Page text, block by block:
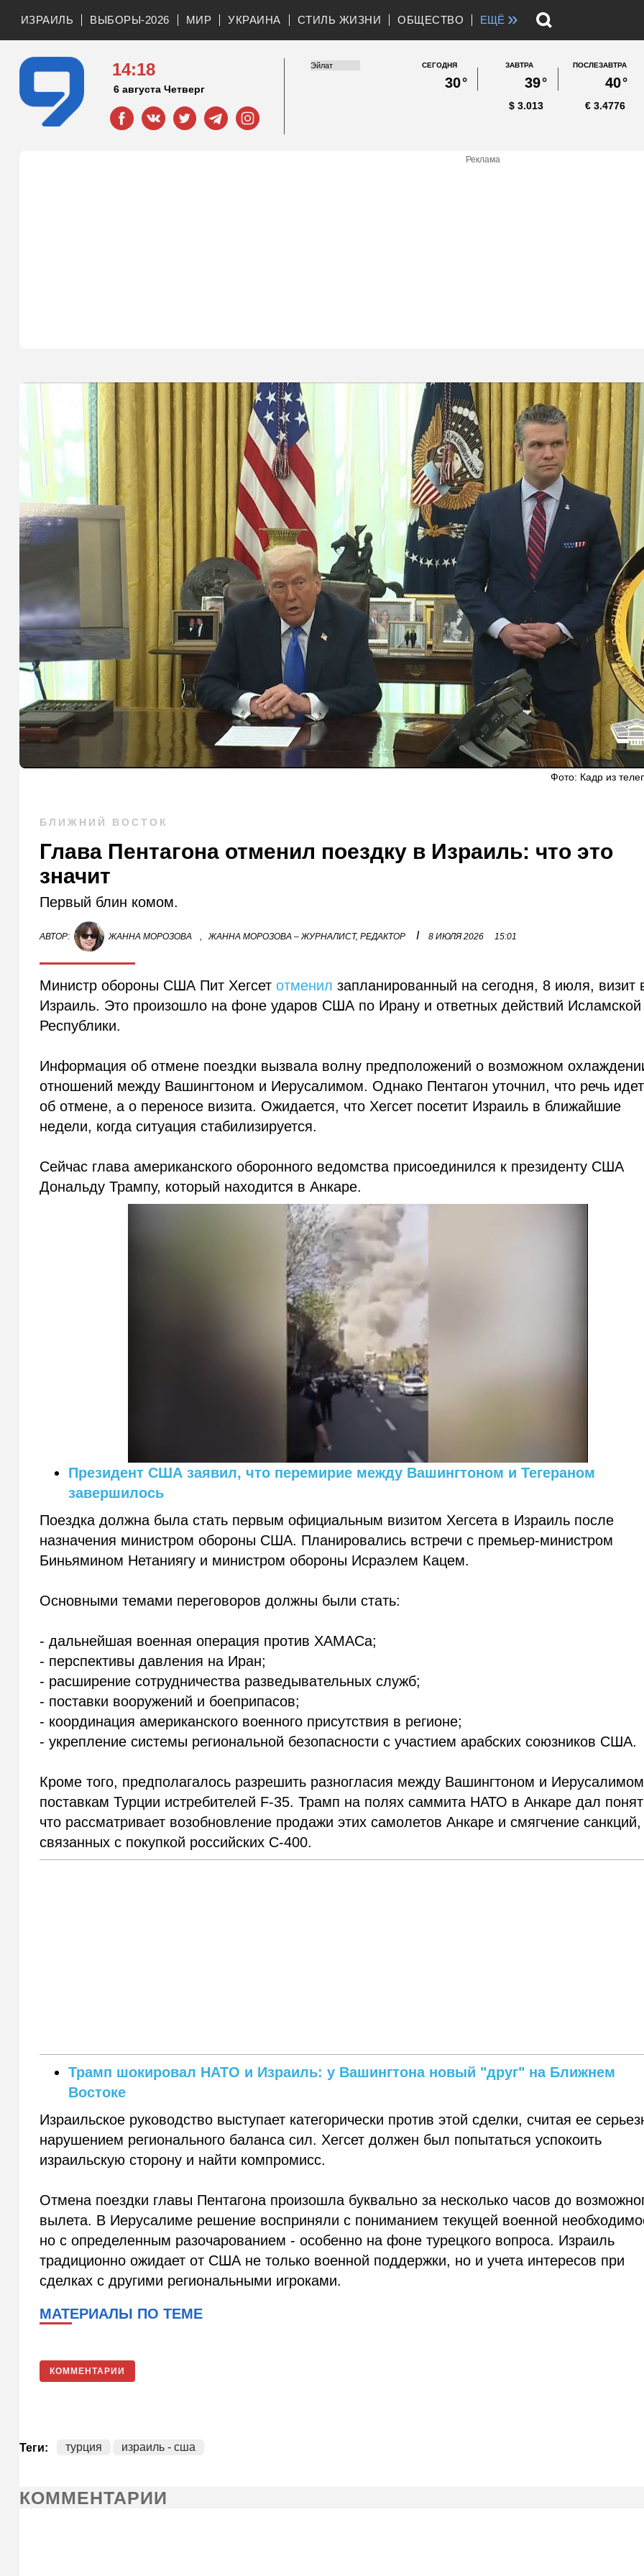
ИЗРАИЛЬ ВЫБОРЫ-2026 МИР УКРАИНА СТИЛЬ ЖИЗНИ ОБЩЕСТВО ЕЩЁ »
14:18
6 августа Четверг
СЕГОДНЯ
30°
ЗАВТРА
39°
ПОСЛЕЗАВТРА
40°
3.013
$ 3.4776
€
Реклама
Фото: Кадр из
БЛИЖНИЙ ВОСТОК
Глава Пентагона отменил поездку в Израиль: что это
значит
Первый блин комом.
АВТОР: ЖАННА МОРОЗОВА , ЖАННА МОРОЗОВА – ЖУРНАЛИСТ, РЕДАКТОР I 8 ИЮЛЯ 2026 15:01
Министр обороны США Пит Хегсетотменил запланированный на сегодня, 8 июля, визит
Израиль. Это произошло на фоне ударов США по Ирану и ответных действий Исламской
Республики.
Информация об отмене поездки вызвала волну предположений о возможном
отношений между Вашингтоном и Иерусалимом. Однако Пентагон уточнил, что речь
об отмене, а о переносе визита. Ожидается, что Хегсет посетит Израиль в ближайшие
недели, когда ситуация стабилизируется.
Сейчас глава американского оборонного ведомства присоединился к президенту США
Дональду Трампу, который находится в Анкаре.
Президент США заявил, что перемирие между Вашингтоном и Тегераном
завершилось
Поездка должна была стать первым официальным визитом Хегсета в Израиль после
назначения министром обороны США. Планировались встречи с премьер-министром
Биньямином Нетаниягу и министром обороны Исраэлем Кацем.
Основными темами переговоров должны были стать:
- дальнейшая военная операция против ХАМАСа;
- перспективы давления на Иран;
- расширение сотрудничества разведывательных служб;
- поставки вооружений и боеприпасов;
- координация американского военного присутствия в регионе;
- укрепление системы региональной безопасности с участием арабских союзников США.
Кроме того, предполагалось разрешить разногласия между Вашингтоном и
поставкам Турции истребителей F-35. Трамп на полях саммита НАТО в Анкаре дал
что рассматривает возобновление продажи этих самолетов Анкаре и смягчение санкций,
связанных с покупкой российских С-400.
Трамп шокировал НАТО и Израиль: у Вашингтона новый "друг" на Ближнем
Востоке
Израильское руководство выступает категорически против этой сделки, считая ее
нарушением регионального баланса сил. Хегсет должен был попытаться успокоить
израильскую сторону и найти компромисс.
Отмена поездки главы Пентагона произошла буквально за несколько часов до
вылета. В Иерусалиме решение восприняли с пониманием текущей военной
но с определенным разочарованием - особенно на фоне турецкого вопроса. Израиль
традиционно ожидает от США не только военной поддержки, но и учета интересов при
сделках с другими региональными игроками.
МАТЕРИАЛЫ ПО ТЕМЕ
КОММЕНТАРИИ
Теги: турция израиль - сша
КОММЕНТАРИИ